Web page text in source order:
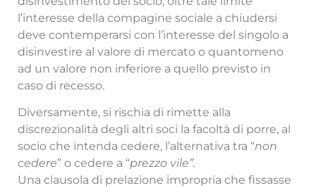
l’interesse della compagine sociale a chiudersi
deve contemperarsi con l’interesse del singolo a
disinvestire al valore di mercato o quantomeno
ad un valore non inferiore a quello previsto in
caso di recesso.
Diversamente, si rischia di rimette alla
discrezionalità degli altri soci la facoltà di porre, al
socio che intenda cedere, l’alternativa tra “non
cedere” o cedere a “prezzo vile”.
Una clausola di prelazione impropria che fissasse